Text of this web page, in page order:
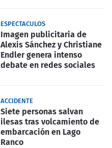
ESPECTACULOS
Imagen publicitaria de
Alexis Sánchez y Christiane
Endler genera intenso
debate en redes sociales
ACCIDENTE
Siete personas salvan
ilesas tras volcamiento de
embarcación en Lago
Ranco